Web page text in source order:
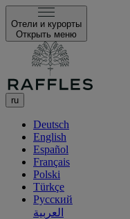
Отели и курорты
Открыть меню
ru
Deutsch
English
Español
Français
Polski
Türkçe
Русский
العربية